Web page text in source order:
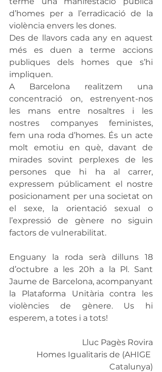
d’homes per a l’erradicació de la
violència envers les dones.
Des de llavors cada any en aquest
més es duen a terme accions
publiques dels homes que s’hi
impliquen.
A Barcelona realitzem una
concentració on, estrenyent-nos
les mans entre nosaltres i les
nostres companyes feministes,
fem una roda d’homes. És un acte
molt emotiu en què, davant de
mirades sovint perplexes de les
persones que hi ha al carrer,
expressem públicament el nostre
posicionament per una societat on
el sexe, la orientació sexual o
l’expressió de gènere no siguin
factors de vulnerabilitat.
Enguany la roda serà dilluns 18
d’octubre a les 20h a la Pl. Sant
Jaume de Barcelona, acompanyant
la Plataforma Unitària contra les
violències de gènere. Us hi
esperem, a totes i a tots!
Lluc Pagès Rovira
Homes Igualitaris de (AHIGE
Catalunya)